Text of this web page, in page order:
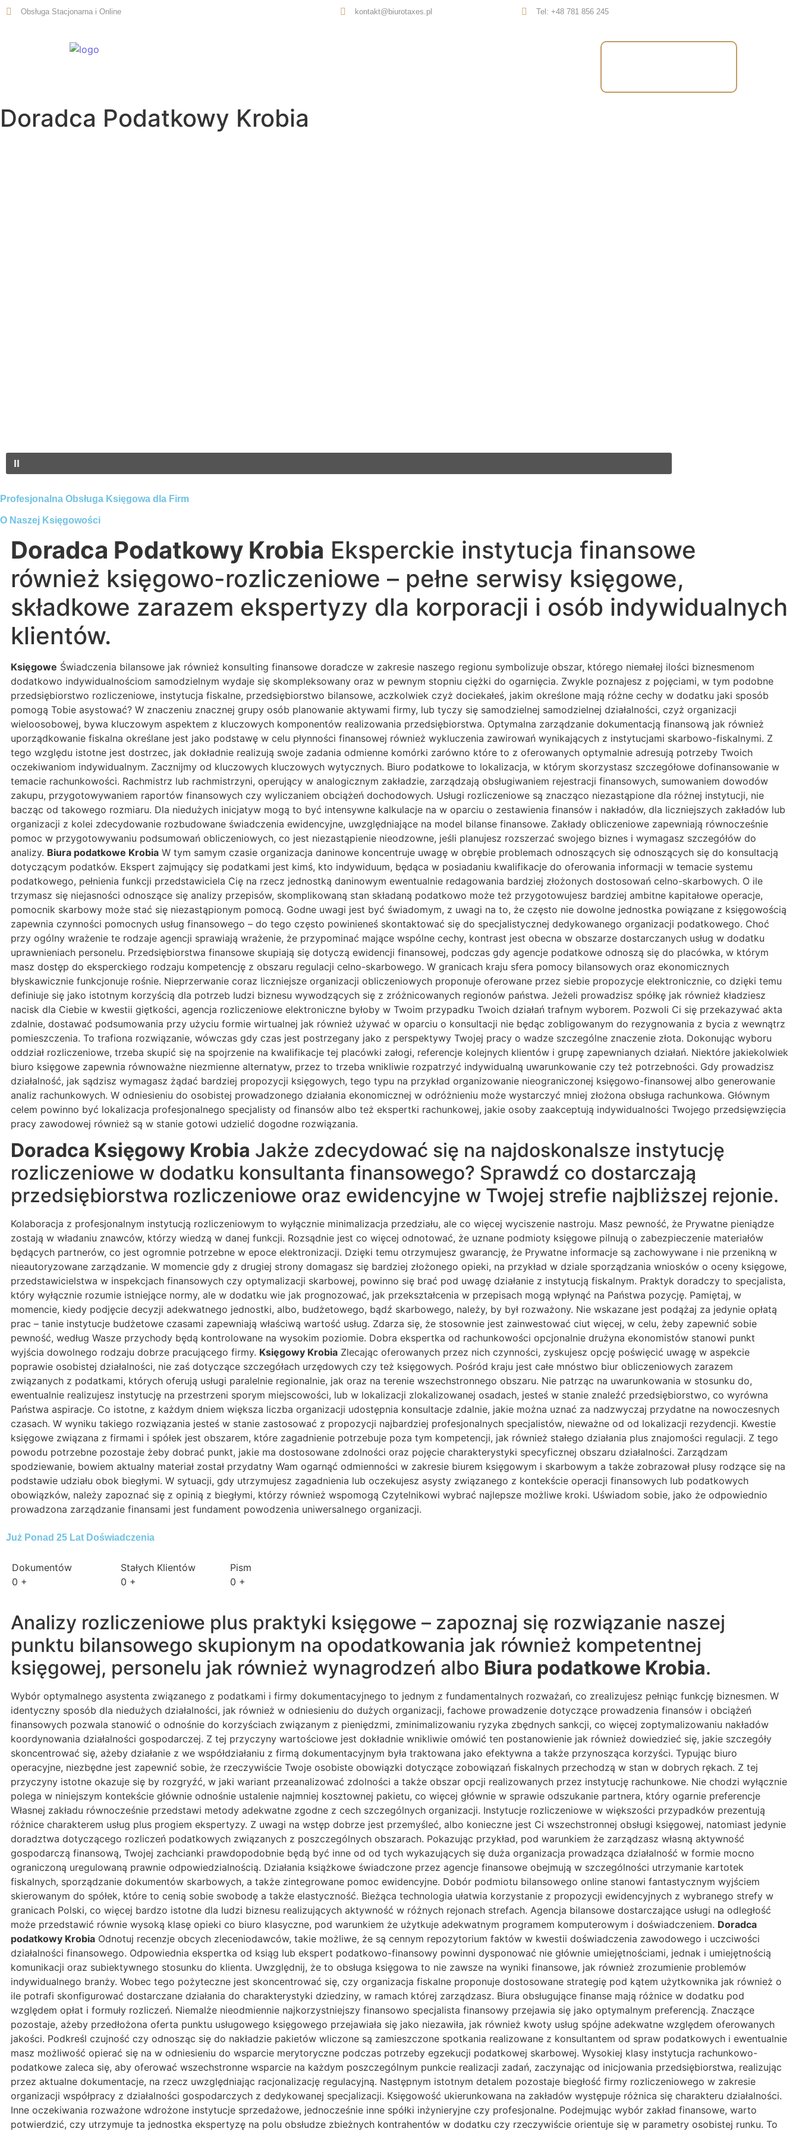
Obsługa Stacjonarna i Online kontakt@biurotaxes.pl Tel: +48 781 856 245
Doradca Podatkowy Krobia
Profesjonalna Obsługa Księgowa dla Firm
O Naszej Księgowości
Doradca Podatkowy Krobia Eksperckie instytucja finansowe
również księgowo-rozliczeniowe – pełne serwisy księgowe,
składkowe zarazem ekspertyzy dla korporacji i osób indywidualnych
klientów.
Księgowe Świadczenia bilansowe jak również konsulting finansowe doradcze w zakresie naszego regionu symbolizuje obszar, którego niemałej ilości biznesmenom
dodatkowo indywidualnościom samodzielnym wydaje się skompleksowany oraz w pewnym stopniu ciężki do ogarnięcia. Zwykle poznajesz z pojęciami, w tym podobne
przedsiębiorstwo rozliczeniowe, instytucja fiskalne, przedsiębiorstwo bilansowe, aczkolwiek czyż dociekałeś, jakim określone mają różne cechy w dodatku jaki sposób
pomogą Tobie asystować? W znaczeniu znacznej grupy osób planowanie aktywami firmy, lub tyczy się samodzielnej samodzielnej działalności, czyż organizacji
wieloosobowej, bywa kluczowym aspektem z kluczowych komponentów realizowania przedsiębiorstwa. Optymalna zarządzanie dokumentacją finansową jak również
uporządkowanie fiskalna określane jest jako podstawę w celu płynności finansowej również wykluczenia zawirowań wynikających z instytucjami skarbowo-fiskalnymi. Z
tego względu istotne jest dostrzec, jak dokładnie realizują swoje zadania odmienne komórki zarówno które to z oferowanych optymalnie adresują potrzeby Twoich
oczekiwaniom indywidualnym. Zacznijmy od kluczowych kluczowych wytycznych. Biuro podatkowe to lokalizacja, w którym skorzystasz szczegółowe dofinansowanie w
temacie rachunkowości. Rachmistrz lub rachmistrzyni, operujący w analogicznym zakładzie, zarządzają obsługiwaniem rejestracji finansowych, sumowaniem dowodów
zakupu, przygotowywaniem raportów finansowych czy wyliczaniem obciążeń dochodowych. Usługi rozliczeniowe są znacząco niezastąpione dla różnej instytucji, nie
bacząc od takowego rozmiaru. Dla niedużych inicjatyw mogą to być intensywne kalkulacje na w oparciu o zestawienia finansów i nakładów, dla liczniejszych zakładów lub
organizacji z kolei zdecydowanie rozbudowane świadczenia ewidencyjne, uwzględniające na model bilanse finansowe. Zakłady obliczeniowe zapewniają równocześnie
pomoc w przygotowywaniu podsumowań obliczeniowych, co jest niezastąpienie nieodzowne, jeśli planujesz rozszerzać swojego biznes i wymagasz szczegółów do
analizy. Biura podatkowe Krobia W tym samym czasie organizacja daninowe koncentruje uwagę w obrębie problemach odnoszących się odnoszących się do konsultacją
dotyczącym podatków. Ekspert zajmujący się podatkami jest kimś, kto indywiduum, będąca w posiadaniu kwalifikacje do oferowania informacji w temacie systemu
podatkowego, pełnienia funkcji przedstawiciela Cię na rzecz jednostką daninowym ewentualnie redagowania bardziej złożonych dostosowań celno-skarbowych. O ile
trzymasz się niejasności odnoszące się analizy przepisów, skomplikowaną stan składaną podatkowo może też przygotowujesz bardziej ambitne kapitałowe operacje,
pomocnik skarbowy może stać się niezastąpionym pomocą. Godne uwagi jest być świadomym, z uwagi na to, że często nie dowolne jednostka powiązane z księgowością
zapewnia czynności pomocnych usług finansowego – do tego często powinieneś skontaktować się do specjalistycznej dedykowanego organizacji podatkowego. Choć
przy ogólny wrażenie te rodzaje agencji sprawiają wrażenie, że przypominać mające wspólne cechy, kontrast jest obecna w obszarze dostarczanych usług w dodatku
uprawnieniach personelu. Przedsiębiorstwa finansowe skupiają się dotyczą ewidencji finansowej, podczas gdy agencje podatkowe odnoszą się do placówka, w którym
masz dostęp do eksperckiego rodzaju kompetencję z obszaru regulacji celno-skarbowego. W granicach kraju sfera pomocy bilansowych oraz ekonomicznych
błyskawicznie funkcjonuje rośnie. Nieprzerwanie coraz liczniejsze organizacji obliczeniowych proponuje oferowane przez siebie propozycje elektronicznie, co dzięki temu
definiuje się jako istotnym korzyścią dla potrzeb ludzi biznesu wywodzących się z zróżnicowanych regionów państwa. Jeżeli prowadzisz spółkę jak również kładziesz
nacisk dla Ciebie w kwestii giętkości, agencja rozliczeniowe elektroniczne byłoby w Twoim przypadku Twoich działań trafnym wyborem. Pozwoli Ci się przekazywać akta
zdalnie, dostawać podsumowania przy użyciu formie wirtualnej jak również używać w oparciu o konsultacji nie będąc zobligowanym do rezygnowania z bycia z wewnątrz
pomieszczenia. To trafiona rozwiązanie, wówczas gdy czas jest postrzegany jako z perspektywy Twojej pracy o wadze szczególne znaczenie złota. Dokonując wyboru
oddział rozliczeniowe, trzeba skupić się na spojrzenie na kwalifikacje tej placówki załogi, referencje kolejnych klientów i grupę zapewnianych działań. Niektóre jakiekolwiek
biuro księgowe zapewnia równoważne niezmienne alternatyw, przez to trzeba wnikliwie rozpatrzyć indywidualną uwarunkowanie czy też potrzebności. Gdy prowadzisz
działalność, jak sądzisz wymagasz żądać bardziej propozycji księgowych, tego typu na przykład organizowanie nieograniczonej księgowo-finansowej albo generowanie
analiz rachunkowych. W odniesieniu do osobistej prowadzonego działania ekonomicznej w odróżnieniu może wystarczyć mniej złożona obsługa rachunkowa. Głównym
celem powinno być lokalizacja profesjonalnego specjalisty od finansów albo też ekspertki rachunkowej, jakie osoby zaakceptują indywidualności Twojego przedsięwzięcia
pracy zawodowej również są w stanie gotowi udzielić dogodne rozwiązania.
Doradca Księgowy Krobia Jakże zdecydować się na najdoskonalsze instytucję
rozliczeniowe w dodatku konsultanta finansowego? Sprawdź co dostarczają
przedsiębiorstwa rozliczeniowe oraz ewidencyjne w Twojej strefie najbliższej rejonie.
Kolaboracja z profesjonalnym instytucją rozliczeniowym to wyłącznie minimalizacja przedziału, ale co więcej wyciszenie nastroju. Masz pewność, że Prywatne pieniądze
zostają w władaniu znawców, którzy wiedzą w danej funkcji. Rozsądnie jest co więcej odnotować, że uznane podmioty księgowe pilnują o zabezpieczenie materiałów
będących partnerów, co jest ogromnie potrzebne w epoce elektronizacji. Dzięki temu otrzymujesz gwarancję, że Prywatne informacje są zachowywane i nie przenikną w
nieautoryzowane zarządzanie. W momencie gdy z drugiej strony domagasz się bardziej złożonego opieki, na przykład w dziale sporządzania wniosków o oceny księgowe,
przedstawicielstwa w inspekcjach finansowych czy optymalizacji skarbowej, powinno się brać pod uwagę działanie z instytucją fiskalnym. Praktyk doradczy to specjalista,
który wyłącznie rozumie istniejące normy, ale w dodatku wie jak prognozować, jak przekształcenia w przepisach mogą wpłynąć na Państwa pozycję. Pamiętaj, w
momencie, kiedy podjęcie decyzji adekwatnego jednostki, albo, budżetowego, bądź skarbowego, należy, by był rozważony. Nie wskazane jest podążaj za jedynie opłatą
prac – tanie instytucje budżetowe czasami zapewniają właściwą wartość usług. Zdarza się, że stosownie jest zainwestować ciut więcej, w celu, żeby zapewnić sobie
pewność, według Wasze przychody będą kontrolowane na wysokim poziomie. Dobra ekspertka od rachunkowości opcjonalnie drużyna ekonomistów stanowi punkt
wyjścia dowolnego rodzaju dobrze pracującego firmy. Księgowy Krobia Zlecając oferowanych przez nich czynności, zyskujesz opcję poświęcić uwagę w aspekcie
poprawie osobistej działalności, nie zaś dotyczące szczegółach urzędowych czy też księgowych. Pośród kraju jest całe mnóstwo biur obliczeniowych zarazem
związanych z podatkami, których oferują usługi paralelnie regionalnie, jak oraz na terenie wszechstronnego obszaru. Nie patrząc na uwarunkowania w stosunku do,
ewentualnie realizujesz instytucję na przestrzeni sporym miejscowości, lub w lokalizacji zlokalizowanej osadach, jesteś w stanie znaleźć przedsiębiorstwo, co wyrówna
Państwa aspiracje. Co istotne, z każdym dniem większa liczba organizacji udostępnia konsultacje zdalnie, jakie można uznać za nadzwyczaj przydatne na nowoczesnych
czasach. W wyniku takiego rozwiązania jesteś w stanie zastosować z propozycji najbardziej profesjonalnych specjalistów, nieważne od od lokalizacji rezydencji. Kwestie
księgowe związana z firmami i spółek jest obszarem, które zagadnienie potrzebuje poza tym kompetencji, jak również stałego działania plus znajomości regulacji. Z tego
powodu potrzebne pozostaje żeby dobrać punkt, jakie ma dostosowane zdolności oraz pojęcie charakterystyki specyficznej obszaru działalności. Zarządzam
spodziewanie, bowiem aktualny materiał został przydatny Wam ogarnąć odmienności w zakresie biurem księgowym i skarbowym a także zobrazował plusy rodzące się na
podstawie udziału obok biegłymi. W sytuacji, gdy utrzymujesz zagadnienia lub oczekujesz asysty związanego z kontekście operacji finansowych lub podatkowych
obowiązków, należy zapoznać się z opinią z biegłymi, którzy również wspomogą Czytelnikowi wybrać najlepsze możliwe kroki. Uświadom sobie, jako że odpowiednio
prowadzona zarządzanie finansami jest fundament powodzenia uniwersalnego organizacji.
Już Ponad 25 Lat Doświadczenia
Dokumentów
0 +
Stałych Klientów
0 +
Pism
0 +
Analizy rozliczeniowe plus praktyki księgowe – zapoznaj się rozwiązanie naszej
punktu bilansowego skupionym na opodatkowania jak również kompetentnej
księgowej, personelu jak również wynagrodzeń albo Biura podatkowe Krobia.
Wybór optymalnego asystenta związanego z podatkami i firmy dokumentacyjnego to jednym z fundamentalnych rozważań, co zrealizujesz pełniąc funkcję biznesmen. W
identyczny sposób dla niedużych działalności, jak również w odniesieniu do dużych organizacji, fachowe prowadzenie dotyczące prowadzenia finansów i obciążeń
finansowych pozwala stanowić o odnośnie do korzyściach związanym z pieniędzmi, zminimalizowaniu ryzyka zbędnych sankcji, co więcej zoptymalizowaniu nakładów
koordynowania działalności gospodarczej. Z tej przyczyny wartościowe jest dokładnie wnikliwie omówić ten postanowienie jak również dowiedzieć się, jakie szczegóły
skoncentrować się, ażeby działanie z we współdziałaniu z firmą dokumentacyjnym była traktowana jako efektywna a także przynosząca korzyści. Typując biuro
operacyjne, niezbędne jest zapewnić sobie, że rzeczywiście Twoje osobiste obowiązki dotyczące zobowiązań fiskalnych przechodzą w stan w dobrych rękach. Z tej
przyczyny istotne okazuje się by rozgryźć, w jaki wariant przeanalizować zdolności a także obszar opcji realizowanych przez instytucję rachunkowe. Nie chodzi wyłącznie
polega w niniejszym kontekście głównie odnośnie ustalenie najmniej kosztownej pakietu, co więcej głównie w sprawie odszukanie partnera, który ogarnie preferencje
Własnej zakładu równocześnie przedstawi metody adekwatne zgodne z cech szczególnych organizacji. Instytucje rozliczeniowe w większości przypadków prezentują
różnice charakterem usług plus progiem ekspertyzy. Z uwagi na wstęp dobrze jest przemyśleć, albo konieczne jest Ci wszechstronnej obsługi księgowej, natomiast jedynie
doradztwa dotyczącego rozliczeń podatkowych związanych z poszczególnych obszarach. Pokazując przykład, pod warunkiem że zarządzasz własną aktywność
gospodarczą finansową, Twojej zachcianki prawdopodobnie będą być inne od od tych wykazujących się duża organizacja prowadząca działalność w formie mocno
ograniczoną uregulowaną prawnie odpowiedzialnością. Działania książkowe świadczone przez agencje finansowe obejmują w szczególności utrzymanie kartotek
fiskalnych, sporządzanie dokumentów skarbowych, a także zintegrowane pomoc ewidencyjne. Dobór podmiotu bilansowego online stanowi fantastycznym wyjściem
skierowanym do spółek, które to cenią sobie swobodę a także elastyczność. Bieżąca technologia ułatwia korzystanie z propozycji ewidencyjnych z wybranego strefy w
granicach Polski, co więcej bardzo istotne dla ludzi biznesu realizujących aktywność w różnych rejonach strefach. Agencja bilansowe dostarczające usługi na odległość
może przedstawić równie wysoką klasę opieki co biuro klasyczne, pod warunkiem że użytkuje adekwatnym programem komputerowym i doświadczeniem. Doradca
podatkowy Krobia Odnotuj recenzje obcych zleceniodawców, takie możliwe, że są cennym repozytorium faktów w kwestii doświadczenia zawodowego i uczciwości
działalności finansowego. Odpowiednia ekspertka od ksiąg lub ekspert podatkowo-finansowy powinni dysponować nie głównie umiejętnościami, jednak i umiejętnością
komunikacji oraz subiektywnego stosunku do klienta. Uwzględnij, że to obsługa księgowa to nie zawsze na wyniki finansowe, jak również zrozumienie problemów
indywidualnego branży. Wobec tego pożyteczne jest skoncentrować się, czy organizacja fiskalne proponuje dostosowane strategię pod kątem użytkownika jak również o
ile potrafi skonfigurować dostarczane działania do charakterystyki dziedziny, w ramach której zarządzasz. Biura obsługujące finanse mają różnice w dodatku pod
względem opłat i formuły rozliczeń. Niemalże nieodmiennie najkorzystniejszy finansowo specjalista finansowy przejawia się jako optymalnym preferencją. Znaczące
pozostaje, ażeby przedłożona oferta punktu usługowego księgowego przejawiała się jako niezawiła, jak również kwoty usług spójne adekwatne względem oferowanych
jakości. Podkreśl czujność czy odnosząc się do nakładzie pakietów wliczone są zamieszczone spotkania realizowane z konsultantem od spraw podatkowych i ewentualnie
masz możliwość opierać się na w odniesieniu do wsparcie merytoryczne podczas potrzeby egzekucji podatkowej skarbowej. Wysokiej klasy instytucja rachunkowo-
podatkowe zaleca się, aby oferować wszechstronne wsparcie na każdym poszczególnym punkcie realizacji zadań, zaczynając od inicjowania przedsiębiorstwa, realizując
przez aktualne dokumentacje, na rzecz uwzględniając racjonalizację regulacyjną. Następnym istotnym detalem pozostaje biegłość firmy rozliczeniowego w zakresie
organizacji współpracy z działalności gospodarczych z dedykowanej specjalizacji. Księgowość ukierunkowana na zakładów występuje różnica się charakteru działalności.
Inne oczekiwania rozważone wdrożone instytucje sprzedażowe, jednocześnie inne spółki inżynieryjne czy profesjonalne. Podejmując wybór zakład finansowe, warto
potwierdzić, czy utrzymuje ta jednostka ekspertyzę na polu obsłudze zbieżnych kontrahentów w dodatku czy rzeczywiście orientuje się w parametry osobistej runku. To